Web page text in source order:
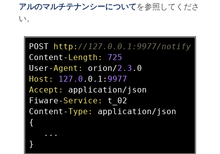
アルのマルチテナンシーについてを参照してくださ
い。
POST http: //127.0.0.1:9977/notify
Content- Length:
725
User-Agent: orion/2.3
Host:
127.0 .0.1: 9977
Accept:
application/json
Fiware- Service:
t_02
Content-Type:
application/json
{
   ...